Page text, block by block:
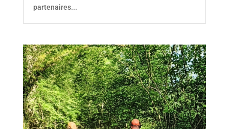
partenaires...